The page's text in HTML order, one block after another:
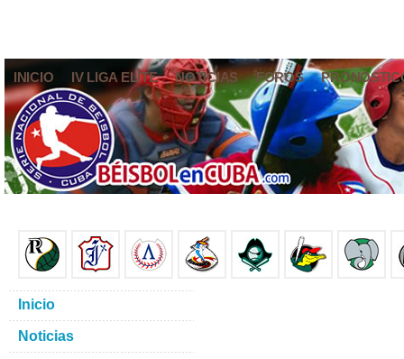
INICIO IV LIGA ELITE NOTICIAS FOROS
Inicio
Noticias